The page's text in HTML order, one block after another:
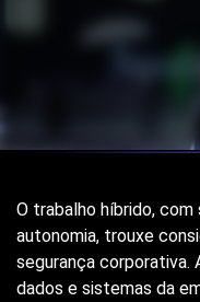
O trabalho híbrido,
autonomia, trouxe
segurança corporativa.
dados e sistemas da